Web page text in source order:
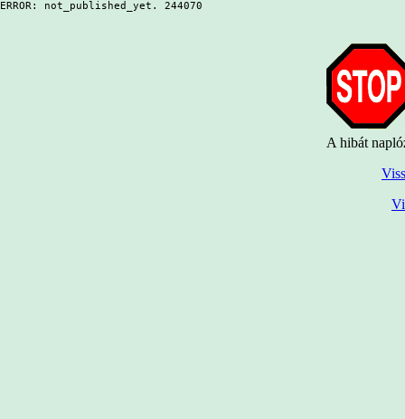
ERROR: not_published_yet. 244070
A hibát